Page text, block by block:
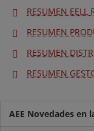
RESUMEN EELL
RESUMEN
RESUMEN
RESUMEN
AEE Novedades en